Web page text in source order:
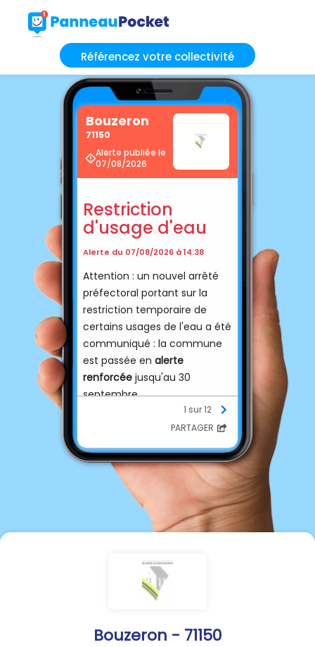
Référencez votre collectivité
Bouzeron - 71150
Bouzeron
71150
Alerte publiée le
07/08/2026
Restriction
d'usage d'eau
Alerte du 07/08/2026 à 14:38
Attention : un nouvel arrêté
préfectoral portant sur la
restriction temporaire de
certains usages de l'eau a été
communiqué : la commune
est passée en alerte
renforcée jusqu'au 30
septembre.
1 sur 12
PARTAGER